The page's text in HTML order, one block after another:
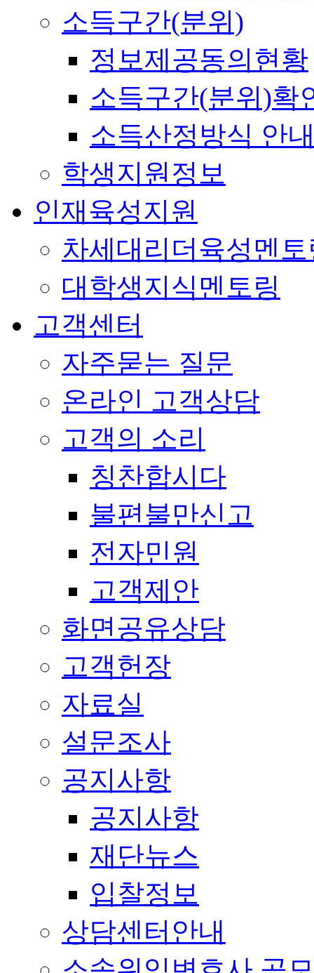
소득구간(분위)
정보제공동의현황
소득구간(분위)확
소득산정방식 안
학생지원정보
인재육성지원
차세대리더육성멘토
대학생지식멘토링
고객센터
자주묻는 질문
온라인 고객상담
고객의 소리
칭찬합시다
불편불만신고
전자민원
고객제안
화면공유상담
고객헌장
자료실
설문조사
공지사항
공지사항
재단뉴스
입찰정보
상담센터안내